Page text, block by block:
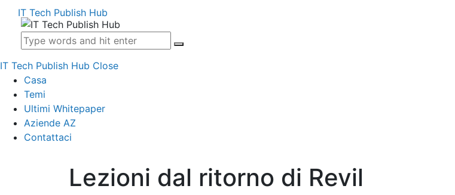
IT Tech Publish Hub
IT Tech Publish Hub Close
Casa
Temi
Ultimi Whitepaper
Aziende AZ
Contattaci
Lezioni dal ritorno di Revil